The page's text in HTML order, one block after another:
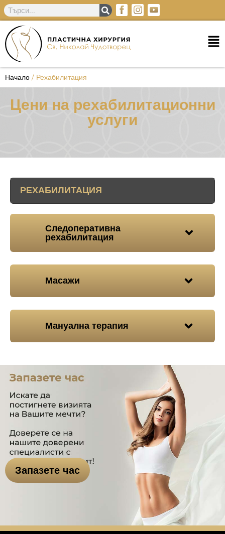
Начало / Рехабилитация
Цени на рехабилитационни
услуги
РЕХАБИЛИТАЦИЯ
Следоперативна
рехабилитация
Масажи
Мануална терапия
Запазете час